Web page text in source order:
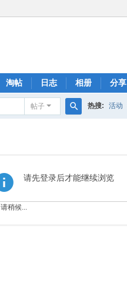
淘帖 日志 相册 分享
帖子 热搜: 活动
请先登录后才能继续浏览
请稍候...